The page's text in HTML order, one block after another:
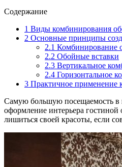
Содержание
1 Виды комбинирования
2 Основные принципы
2.1 Комбинирование
2.2 Обойные вставки
2.3 Вертикальное
2.4 Горизонтальное
3 Практичное применение
Самую большую посещаемость в
оформление интерьера
лишиться своей красоты, если